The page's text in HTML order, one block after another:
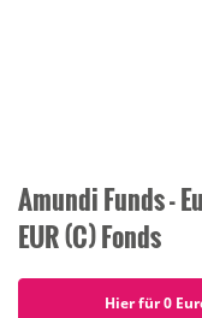
Amundi Funds -
EUR (C) Fonds
Hier für 0